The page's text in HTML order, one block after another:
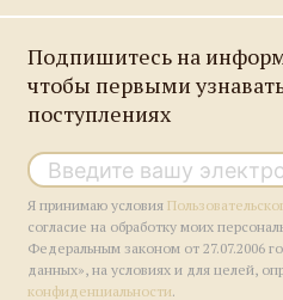
Подпишитесь на
чтобы первыми
поступлениях
Я принимаю условия
согласие на обработку моих
Федеральным законом от 27.07.2006
данных», на условиях и для целей,
конфиденциальности.